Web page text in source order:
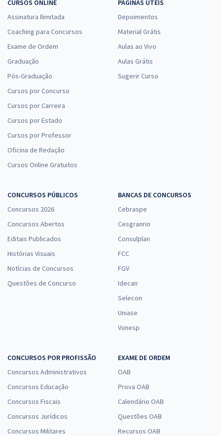
CURSOS ONLINE
Assinatura Ilimitada
Coaching para Concursos
Exame de Ordem
Graduação
Pós-Graduação
Cursos por Concurso
Cursos por Carreira
Cursos por Estado
Cursos por Professor
Oficina de Redação
Cursos Online Gratuitos
PÁGINAS ÚTEIS
Depoimentos
Material Grátis
Aulas ao Vivo
Aulas Grátis
Sugerir Curso
CONCURSOS PÚBLICOS
Concursos 2026
Concursos Abertos
Editais Publicados
Histórias Visuais
Notícias de Concursos
Questões de Concurso
BANCAS DE CONCURSOS
Cebraspe
Cesgranrio
Consulplan
FCC
FGV
Idecan
Selecon
Uniase
Vunesp
CONCURSOS POR PROFISSÃO
Concursos Administrativos
Concursos Educação
Concursos Fiscais
Concursos Jurídicos
Concursos Militares
EXAME DE ORDEM
OAB
Prova OAB
Calendário OAB
Questões OAB
Recursos OAB